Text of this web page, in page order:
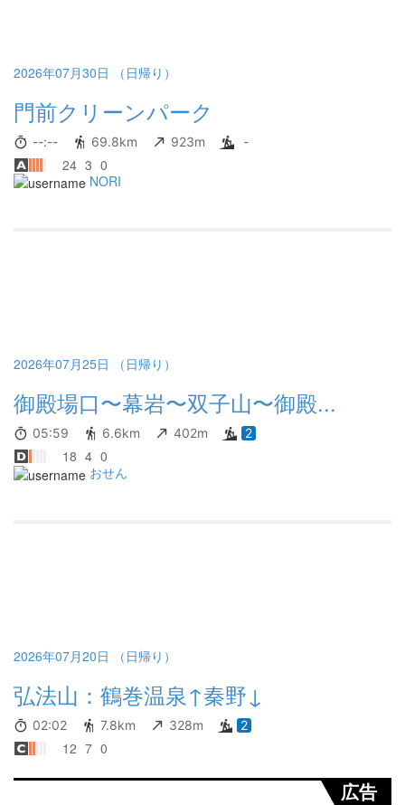
2026年07月30日 （日帰り）
門前クリーンパーク
--:-- 69.8km 923m -
24 3 0
NORI
2026年07月25日 （日帰り）
御殿場口〜幕岩〜双子山〜御殿...
05:59 6.6km 402m 2
18 4 0
おせん
2026年07月20日 （日帰り）
弘法山：鶴巻温泉↑秦野↓
02:02 7.8km 328m 2
12 7 0
広告